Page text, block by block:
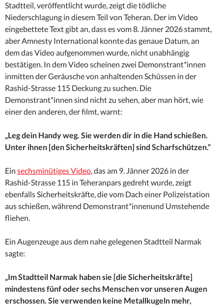
Stadtteil, veröffentlicht wurde, zeigt die tödliche
Niederschlagung in diesem Teil von Teheran. Der im Video
eingebettete Text gibt an, dass es vom 8. Jänner 2026 stammt,
aber Amnesty International konnte das genaue Datum, an
dem das Video aufgenommen wurde, nicht unabhängig
bestätigen. In dem Video scheinen zwei Demonstrant*innen
inmitten der Geräusche von anhaltenden Schüssen in der
Rashid-Strasse 115 Deckung zu suchen. Die
Demonstrant*innen sind nicht zu sehen, aber man hört, wie
einer den anderen, der filmt, warnt:
„Leg dein Handy weg. Sie werden dir in die Hand schießen.
Unter ihnen [den Sicherheitskräften] sind Scharfschützen.“
Ein sechsminütiges Video, das am 9. Jänner 2026 in der
Rashid-Strasse 115 in Teheranpars gedreht wurde, zeigt
ebenfalls Sicherheitskräfte, die vom Dach einer Polizeistation
aus schießen, während Demonstrant*innenund Umstehende
fliehen.
Ein Augenzeuge aus dem nahe gelegenen Stadtteil Narmak
sagte:
„Im Stadtteil Narmak haben sie [die Sicherheitskräfte]
mindestens fünf oder sechs Menschen vor unseren Augen
erschossen. Sie verwenden keine Metallkugeln mehr,